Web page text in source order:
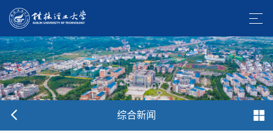
综合新闻